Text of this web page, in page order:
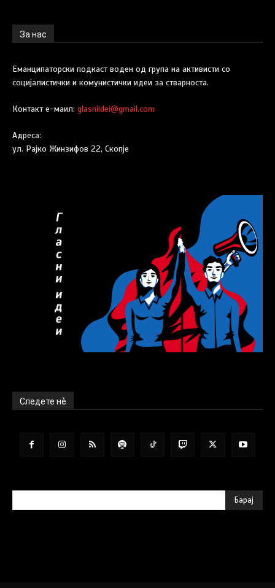
За нас
Еманципаторски подкаст воден од група на активисти со
социјалистички и комунистички идеи за стварноста.
Контакт е-маил: glasniidei@gmail.com
Адреса:
ул. Рајко Жинзифов 22, Скопје
Следете нѐ
Барај